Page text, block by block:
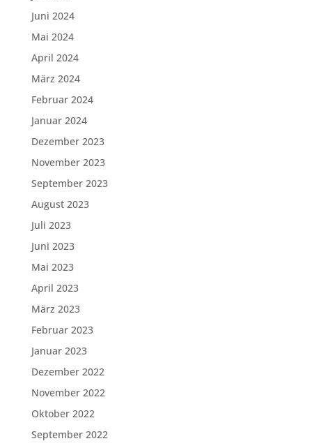
Juni 2024
Mai 2024
April 2024
März 2024
Februar 2024
Januar 2024
Dezember 2023
November 2023
September 2023
August 2023
Juli 2023
Juni 2023
Mai 2023
April 2023
März 2023
Februar 2023
Januar 2023
Dezember 2022
November 2022
Oktober 2022
September 2022